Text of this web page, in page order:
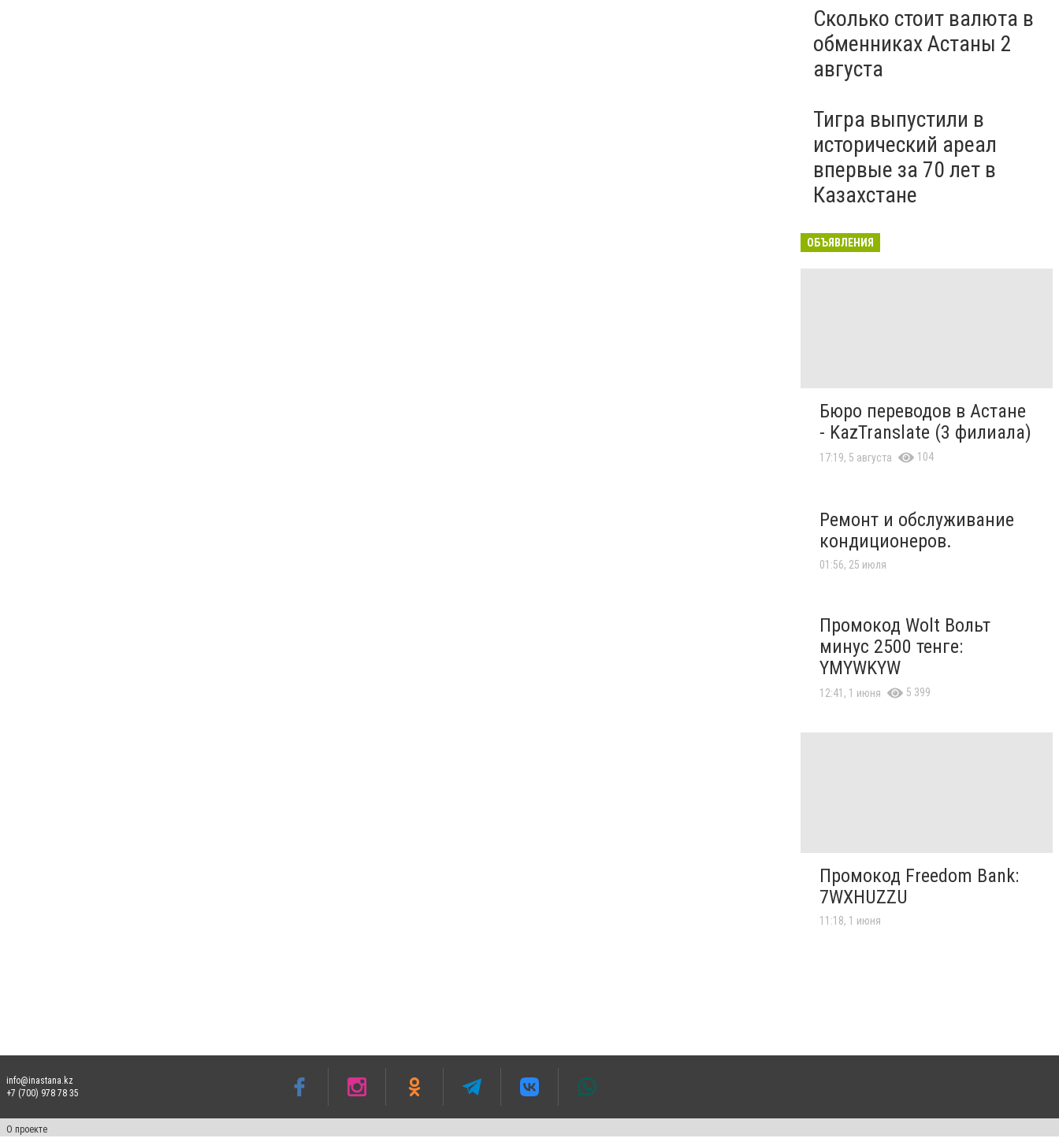
Сколько стоит валюта в
обменниках Астаны 2
августа
Тигра выпустили в
исторический ареал
впервые за 70 лет в
Казахстане
ОБЪЯВЛЕНИЯ
Бюро переводов в Астане
- KazTranslate (3 филиала)
17:19, 5 августа 104
Ремонт и обслуживание
кондиционеров.
01:56, 25 июля
Промокод Wolt Вольт
минус 2500 тенге:
YMYWKYW
12:41, 1 июня 5 399
Промокод Freedom Bank:
7WXHUZZU
11:18, 1 июня
info@inastana.kz
+7 (700) 978 78 35
О проекте